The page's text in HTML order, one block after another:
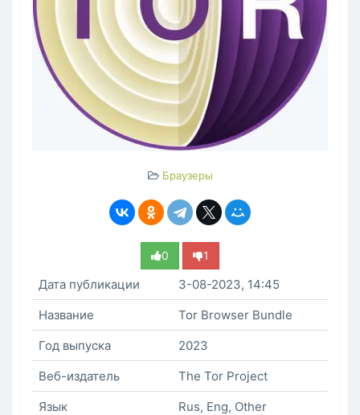
Браузеры
0 1
Дата публикации
3-08-2023, 14:45
Название
Tor Browser Bundle
Год выпуска
2023
Веб-издатель
The Tor Project
Язык
Rus, Eng, Other